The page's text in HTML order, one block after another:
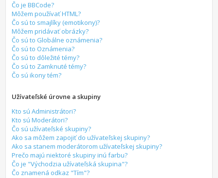
Čo je BBCode?
Môžem používať HTML?
Čo sú to smajlíky (emotikony)?
Môžem pridávať obrázky?
Čo sú to Globálne oznámenia?
Čo sú to Oznámenia?
Čo sú to dôležité témy?
Čo sú to Zamknuté témy?
Čo sú ikony tém?
Užívateľské úrovne a skupiny
Kto sú Administrátori?
Kto sú Moderátori?
Čo sú užívateľské skupiny?
Ako sa môžem zapojiť do užívateľskej skupiny?
Ako sa stanem moderátorom užívateľskej skupiny?
Prečo majú niektoré skupiny inú farbu?
Čo je "Východzia užívateľská skupina"?
Čo znamená odkaz "Tím"?